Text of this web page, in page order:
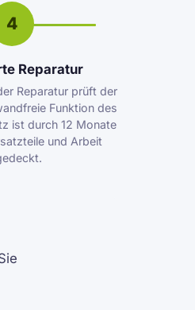
4
Reparatur
Reparatur prüft der
Funktion des
ist durch 12 Monate
und Arbeit